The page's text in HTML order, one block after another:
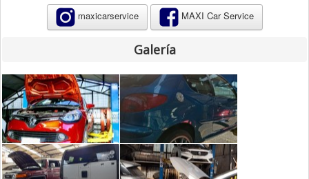
maxicarservice MAXI Car Service
Galería